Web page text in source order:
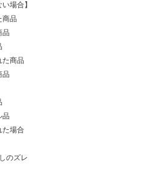
場合】
商品
品
た商品
品
品
た場合
のズレ